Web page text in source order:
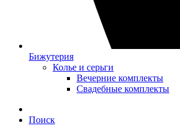
Бижутерия
Колье и серьги
Вечерние комплекты
Свадебные комплекты
Поиск